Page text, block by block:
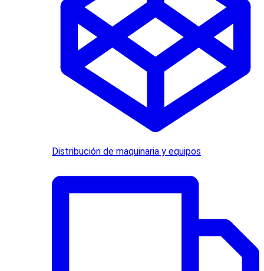
Distribución de maquinaria y equipos